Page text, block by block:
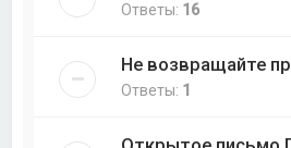
Ответы: 16
Не возвращайте
Ответы: 1